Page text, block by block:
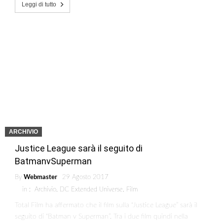
Leggi di tutto
ARCHIVIO
Justice League sarà il seguito di
BatmanvSuperman
By Webmaster
29 Agosto 2017
in : Archivio, DC Extended Universe, Film
Total Film ha affermato che il film sulla “Justice League” sarà il
seguito di “Batman v Superman”. Tra i due film quindi nella